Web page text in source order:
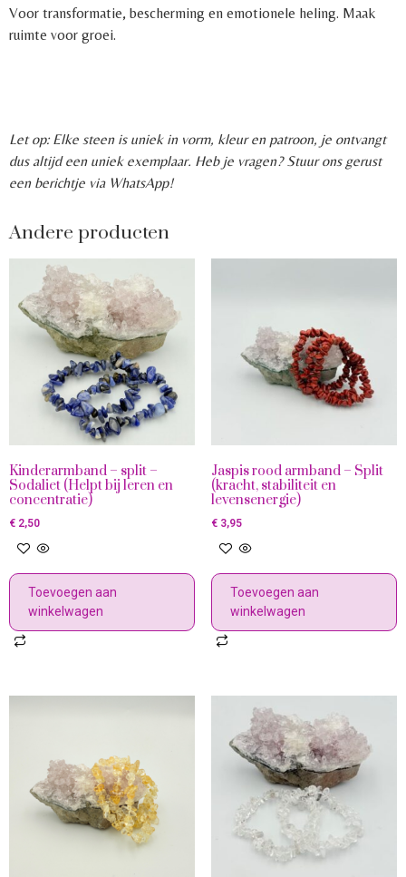
Voor transformatie, bescherming en emotionele heling. Maak
ruimte voor groei.
Let op: Elke steen is uniek in vorm, kleur en patroon, je ontvangt
dus altijd een uniek exemplaar. Heb je vragen? Stuur ons gerust
een berichtje via WhatsApp!
Andere producten
Kinderarmband – split –
Sodaliet (Helpt bij leren en
concentratie)
€ 2,50
Toevoegen aan
winkelwagen
Jaspis rood armband – Split
(kracht, stabiliteit en
levensenergie)
€3,95
Toevoegen aan
winkelwagen